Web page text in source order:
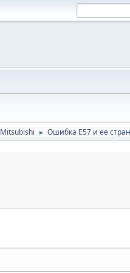
Mitsubishi ► Ошибка Е57 и ее